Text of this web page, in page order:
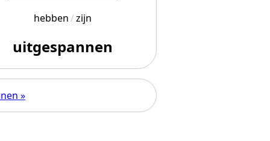
hebben zijn
uitgespannen
»